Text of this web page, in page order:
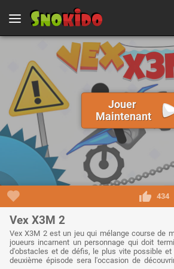
Jouer
Maintenant
434
Vex X3M 2
Vex X3M 2 est un jeu qui mélange course de
joueurs incarnent un personnage qui doit
d'obstacles et de défis, le plus vite possible
deuxième épisode sera l'occasion de